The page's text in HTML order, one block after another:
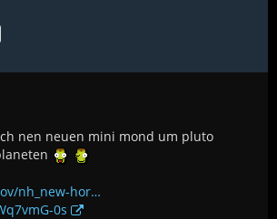
nen neuen mini mond um pluto
nh_new-hor…
0s